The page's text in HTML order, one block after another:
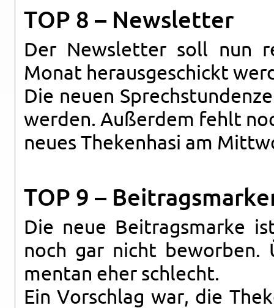
TOP 8 – News­let­ter
Der News­let­ter soll nun
Monat her­aus­ge­schickt
Die neuen
wer­den. Au­ßer­dem fehlt
neues The­ken­ha­si am
TOP 9 –
Die neue Bei­trags­mar­ke
noch gar nicht
men­tan eher schlecht.
Ein Vor­schlag war, die